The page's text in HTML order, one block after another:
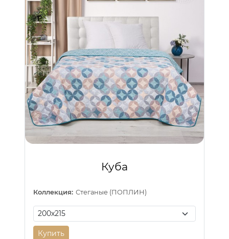
Куба
Коллекция: Стеганые (ПОПЛИН)
Купить